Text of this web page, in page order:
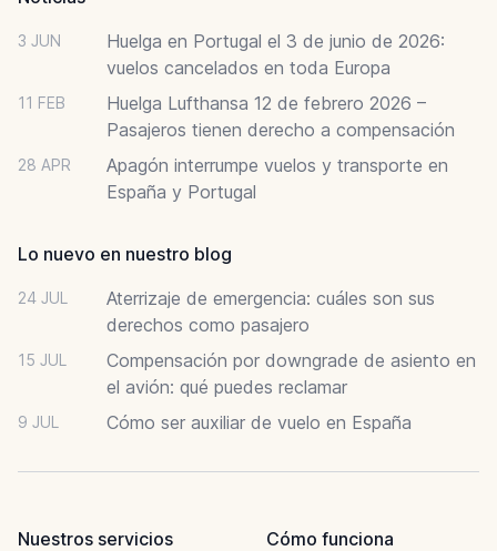
3 JUN
Huelga en Portugal el 3 de junio de 2026:
vuelos cancelados en toda Europa
11 FEB
Huelga Lufthansa 12 de febrero 2026 –
Pasajeros tienen derecho a compensación
28 APR
Apagón interrumpe vuelos y transporte en
España y Portugal
Lo nuevo en nuestro blog
24 JUL
Aterrizaje de emergencia: cuáles son sus
derechos como pasajero
15 JUL
Compensación por downgrade de asiento en
el avión: qué puedes reclamar
9 JUL Cómo ser auxiliar de vuelo en España
Nuestros servicios
Cómo funciona